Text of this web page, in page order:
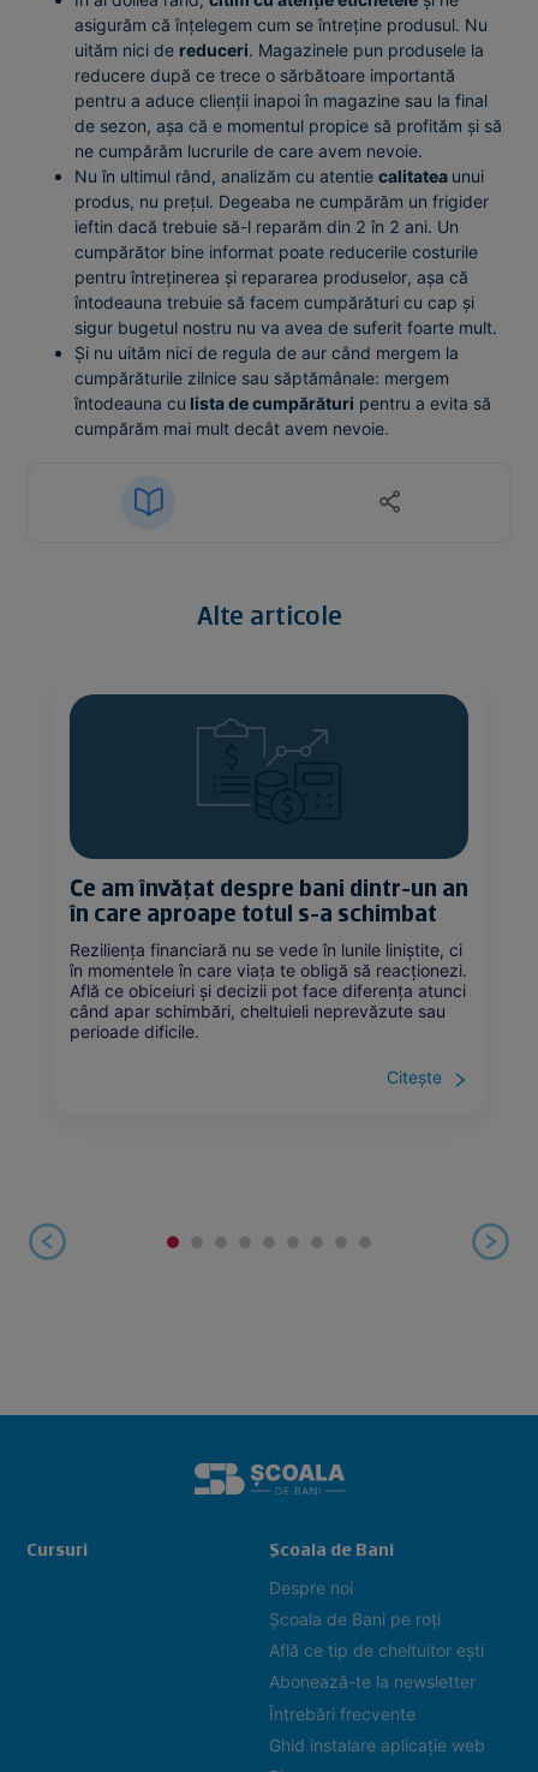
asigurăm că înțelegem cum se întreține produsul. Nu
uităm nici de reduceri. Magazinele pun produsele la
reducere după ce trece o sărbătoare importantă
pentru a aduce clienții inapoi în magazine sau la final
de sezon, așa că e momentul propice să profităm și să
ne cumpărăm lucrurile de care avem nevoie.
Nu în ultimul rând, analizăm cu atentiecalitatea unui
produs, nu prețul. Degeaba ne cumpărăm un frigider
ieftin dacă trebuie să-l reparăm din 2 în 2 ani. Un
cumpărător bine informat poate reducerile costurile
pentru întreținerea și repararea produselor, așa că
întodeauna trebuie să facem cumpărături cu cap și
sigur bugetul nostru nu va avea de suferit foarte mult.
Și nu uităm nici de regula de aur când mergem la
cumpărăturile zilnice sau săptămânale: mergem
întodeauna cu lista de cumpărături pentru a evita să
cumpărăm mai mult decât avem nevoie.
Alte articole
Ce am învățat despre bani dintr-un an
în care aproape totul s-a schimbat
Reziliența financiară nu se vede în lunile liniștite, ci
în momentele în care viața te obligă să reacționezi.
Află ce obiceiuri și decizii pot face diferența atunci
când apar schimbări, cheltuieli neprevăzute sau
perioade dificile.
Citește
Cursuri Școala de Bani
Despre noi
Școala de Bani pe roți
Află ce tip de cheltuitor ești
Abonează-te la newsletter
Întrebări frecvente
Ghid instalare aplicație web